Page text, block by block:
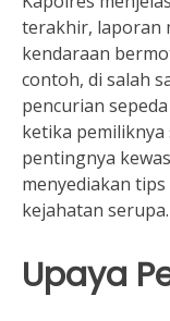
terakhir, laporan
kendaraan
contoh, di salah
pencurian
ketika
pentingnya
menyediakan
kejahatan serupa.
Upaya